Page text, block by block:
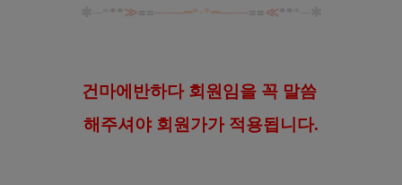
** ≫≡≡───━*·*━───≡≡≪**
건마에반하다 회원임을 꼭 말씀
해 주셔야 회원가가 적용됩니다.